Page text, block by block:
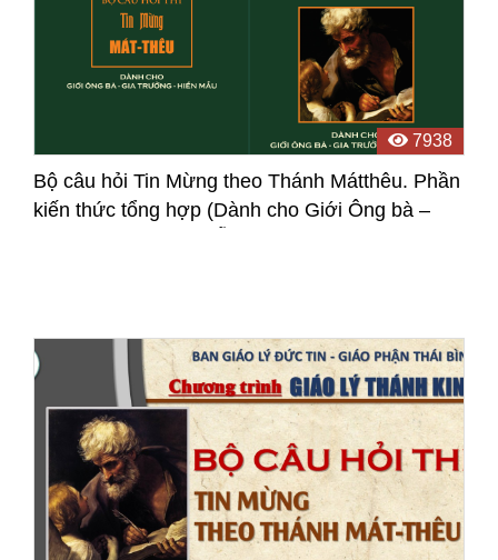
7938
Bộ câu hỏi Tin Mừng theo Thánh Mátthêu. Phần
kiến thức tổng hợp (Dành cho Giới Ông bà –